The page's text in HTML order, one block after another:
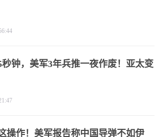
秒钟，美军3年兵推一夜作废！亚太变
操作！美军报告称中国导弹不如伊